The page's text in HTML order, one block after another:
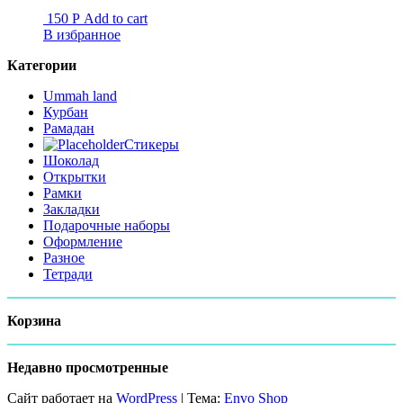
150 Р Add to cart
В избранное
Категории
Ummah land
Курбан
Рамадан
Стикеры
Шоколад
Открытки
Рамки
Закладки
Подарочные наборы
Оформление
Разное
Тетради
Корзина
Недавно просмотренные
Сайт работает на WordPress | Тема: Envo Shop